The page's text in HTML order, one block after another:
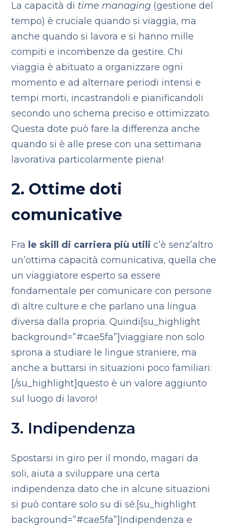
La capacità di time managing (gestione del
tempo) è cruciale quando si viaggia, ma
anche quando si lavora e si hanno mille
compiti e incombenze da gestire. Chi
viaggia è abituato a organizzare ogni
momento e ad alternare periodi intensi e
tempi morti, incastrandoli e pianificandoli
secondo uno schema preciso e ottimizzato.
Questa dote può fare la differenza anche
quando si è alle prese con una settimana
lavorativa particolarmente piena!
2. Ottime doti
comunicative
Fra le skill di carriera più utili c’è senz’altro
un’ottima capacità comunicativa, quella che
un viaggiatore esperto sa essere
fondamentale per comunicare con persone
di altre culture e che parlano una lingua
diversa dalla propria. Quindi[su_highlight
background=”#cae5fa”]viaggiare non solo
sprona a studiare le lingue straniere, ma
anche a buttarsi in situazioni poco familiari:
[/su_highlight]questo è un valore aggiunto
sul luogo di lavoro!
3. Indipendenza
Spostarsi in giro per il mondo, magari da
soli, aiuta a sviluppare una certa
indipendenza dato che in alcune situazioni
si può contare solo su di sé.[su_highlight
background=”#cae5fa”]Indipendenza e